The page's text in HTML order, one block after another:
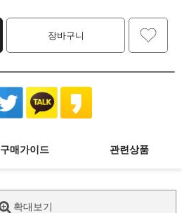
장바구니
구매가이드 관련상품
확대보기